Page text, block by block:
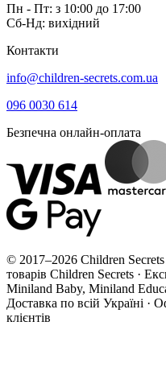
Пн - Пт: з 10:00 до 17:00
Сб-Нд: вихідний
Контакти
info@children-secrets.com.ua
096 0030 614
Безпечна онлайн-оплата
© 2017–2026 Children
товарів Children Secrets ·
Miniland Baby, Miniland
Доставка по всій Україні ·
клієнтів